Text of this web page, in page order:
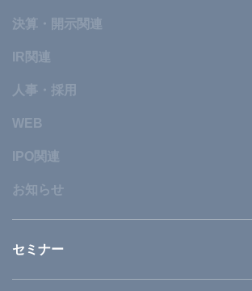
決算・開示関連
IR関連
人事・採用
WEB
IPO関連
お知らせ
セミナー